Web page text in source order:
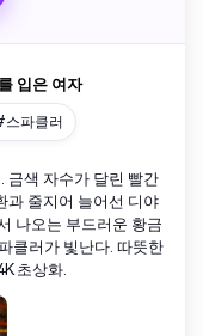
입은 여자
스파클러
금색 자수가 달린 빨간
과 줄지어 늘어선 디야
나오는 부드러운 황금
클러가 빛난다. 따뜻한
초상화.